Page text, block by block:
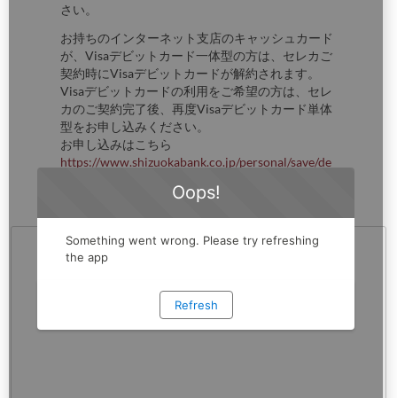
さい。
お持ちのインターネット支店のキャッシュカード
が、Visaデビットカード一体型の方は、セレカご
契約時にVisaデビットカードが解約されます。
Visaデビットカードの利用をご希望の方は、セレ
カのご契約完了後、再度Visaデビットカード単体
型をお申し込みください。
お申し込みはこちら
https://www.shizuokabank.co.jp/personal/save/de